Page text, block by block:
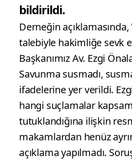
bildirildi.
Derneğin
talebiyle hakimliğe sevk
Başkanımız Av. Ezgi
Savunma susmadı,
ifadelerine yer verildi.
hangi suçlamalar
tutuklandığına ilişkin
makamlardan henüz
açıklama yapılmadı.